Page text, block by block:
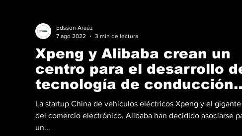
Xpeng y Alibaba crean un
centro para el desarrollo
tecnología de conducción
autónoma
La startup China de vehículos eléctricos Xpeng y el
del comercio electrónico, Alibaba han decidido asociarse
un...
Edsson Araúz
7 ago 2022
3 min de lectura